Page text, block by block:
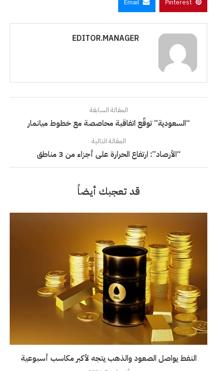
Pinterest
Email
EDITOR.MANAGER
المقالة السابقة
“السعودية” توقّع اتفاقية محاصصة مع خطوط ميانمار
المقالة التالية
“الأرصاد”: ارتفاع الحرارة على أجزاء من 3 مناطق
قد تعجبك أيضاً
النفط يواصل الصعود والذهب يتجه لأكبر مكاسب أسبوعية